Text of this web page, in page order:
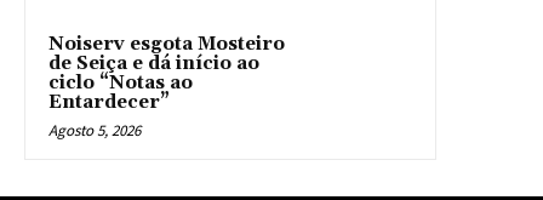
Noiserv esgota Mosteiro
de Seiça e dá início ao
ciclo “Notas ao
Entardecer”
Agosto 5, 2026